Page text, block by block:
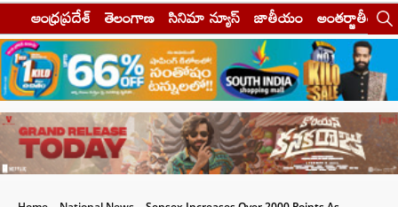
ఆంధ్రప్రదేశ్ తెలంగాణ సినిమా న్యూస్ జాతీయం అంతర్జాతీయం